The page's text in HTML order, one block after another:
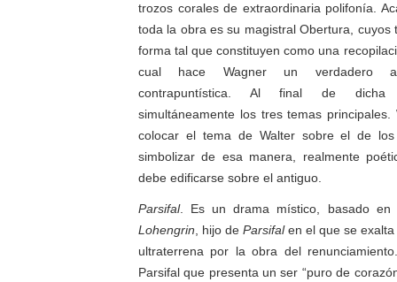
trozos corales de extraordinaria polifonía.
toda la obra es su magistral Obertura, cuyos
forma tal que constituyen como una
cual hace Wagner un verdadero
contrapuntística. Al final de dicha
simultáneamente los tres temas
colocar el tema de Walter sobre el de
simbolizar de esa manera, realmente
debe edificarse sobre el antiguo.
Parsifal. Es un drama místico, basado en
Lohengrin , hijo de Parsifalen el que se exalta
ultraterrena por la obra del
Parsifal que presenta un ser “puro de